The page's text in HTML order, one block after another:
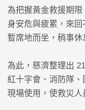
為把握黃金救援期
身安危與疲累，來
暫席地而坐，稍事休
為此，慈濟整理出
紅十字會、消防隊
現場使用，使救災人